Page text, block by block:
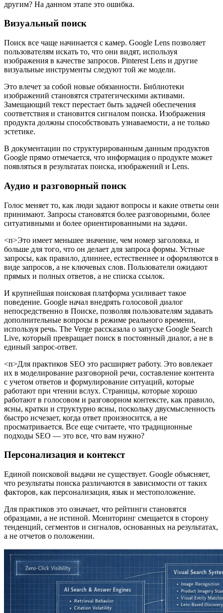
другим? На данном этапе это ошибка.
Визуальный поиск
Поиск все чаще начинается с камер. Google Lens позволяет
пользователям искать то, что они видят, используя
изображения в качестве запросов. Pinterest Lens и другие
визуальные инструменты следуют той же модели.
Это влечет за собой новые обязанности. Библиотеки
изображений становятся стратегическими активами.
Замещающий текст перестает быть задачей обеспечения
соответствия и становится сигналом поиска. Изображения
продукта должны способствовать узнаваемости, а не только
эстетике.
В документации по структурированным данным продуктов
Google прямо отмечается, что информация о продукте может
появляться в результатах поиска, изображений и Lens.
Аудио и разговорный поиск
Голос меняет то, как люди задают вопросы и какие ответы они
принимают. Запросы становятся более разговорными, более
ситуативными и более ориентированными на задачи.
<п>Это имеет меньшее значение, чем номер заголовка, и
больше для того, что он делает для запроса формы. Устные
запросы, как правило, длиннее, естественнее и оформляются в
виде запросов, а не ключевых слов. Пользователи ожидают
прямых и полных ответов, а не списка ссылок.
И крупнейшая поисковая платформа усиливает такое
поведение. Google начал внедрять голосовой диалог
непосредственно в Поиске, позволяя пользователям задавать
дополнительные вопросы в режиме реального времени,
используя речь. The Verge рассказала о запуске Google Search
Live, который превращает поиск в постоянный диалог, а не в
единый запрос-ответ.
<п>Для практиков SEO это расширяет работу. Это вовлекает
их в моделирование разговорной речи, составление контента
с учетом ответов и формулирование ситуаций, которые
работают при чтении вслух. Страницы, которые хорошо
работают в голосовом и разговорном контексте, как правило,
ясны, кратки и структурно ясны, поскольку двусмысленность
быстро исчезает, когда ответ произносится, а не
просматривается. Все еще считаете, что традиционные
подходы SEO — это все, что вам нужно?
Персонализация и контекст
Единой поисковой выдачи не существует. Google объясняет,
что результаты поиска различаются в зависимости от таких
факторов, как персонализация, язык и местоположение.
Для практиков это означает, что рейтинги становятся
образцами, а не истиной. Мониторинг смещается в сторону
тенденций, сегментов и сигналов, основанных на результатах,
а не отчетов о положении.